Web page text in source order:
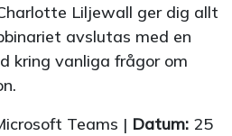
Liljewall ger dig allt
avslutas med en
kring vanliga frågor om
Teams | Datum: 25